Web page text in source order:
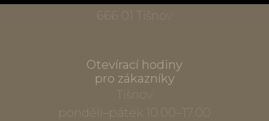
666 01 Tišnov
Otevírací hodiny
pro zákazníky
Tišnov
pondělí–pátek 10.00–17.00